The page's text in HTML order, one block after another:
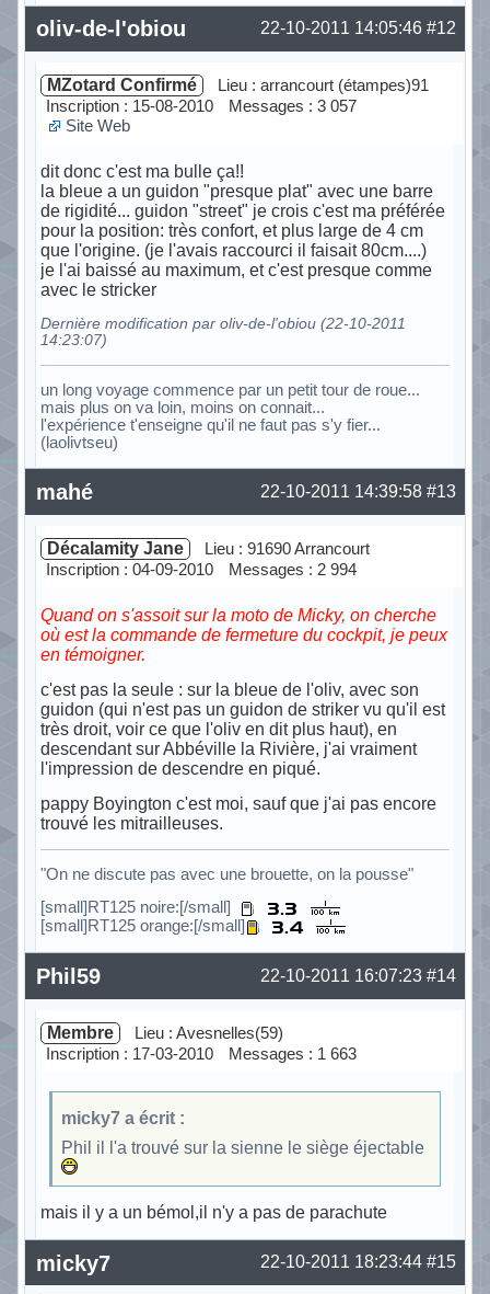
Hors ligne #12
22-10-2011 14:05:46
oliv-de-l'obiou
MZotard Confirmé
Lieu : arrancourt (étampes)91
Inscription : 15-08-2010
Messages : 3 057
Site Web
dit donc c'est ma bulle ça!!
la bleue a un guidon "presque plat" avec une barre
de rigidité... guidon "street" je crois c'est ma préférée
pour la position: très confort, et plus large de 4 cm
que l'origine. (je l'avais raccourci il faisait 80cm....)
je l'ai baissé au maximum, et c'est presque comme
avec le stricker
Dernière modification par oliv-de-l'obiou (22-10-2011
14:23:07)
un long voyage commence par un petit tour de roue...
mais plus on va loin, moins on connait...
l'expérience t'enseigne qu'il ne faut pas s'y fier...
(laolivtseu)
Hors ligne #13
22-10-2011 14:39:58
mahé
Décalamity Jane
Lieu : 91690 Arrancourt
Inscription : 04-09-2010
Messages : 2 994
Quand on s'assoit sur la moto de Micky, on cherche
où est la commande de fermeture du cockpit, je peux
en témoigner.
c'est pas la seule : sur la bleue de l'oliv, avec son
guidon (qui n'est pas un guidon de striker vu qu'il est
très droit, voir ce que l'oliv en dit plus haut), en
descendant sur Abbéville la Rivière, j'ai vraiment
l'impression de descendre en piqué.
pappy Boyington c'est moi, sauf que j'ai pas encore
trouvé les mitrailleuses.
"On ne discute pas avec une brouette, on la pousse"
[small]RT125 noire:[/small]
[small]RT125 orange:[/small]
Hors ligne #14
22-10-2011 16:07:23
Phil59
Membre
Lieu : Avesnelles(59)
Inscription : 17-03-2010
Messages : 1 663
micky7 a écrit :
Phil il l'a trouvé sur la sienne le siège éjectable
mais il y a un bémol,il n'y a pas de parachute
Hors ligne #15
22-10-2011 18:23:44
micky7